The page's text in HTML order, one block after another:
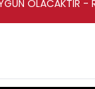
OLACAKTIR -